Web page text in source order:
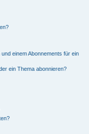
einem Abonnements für ein
ein Thema abonnieren?